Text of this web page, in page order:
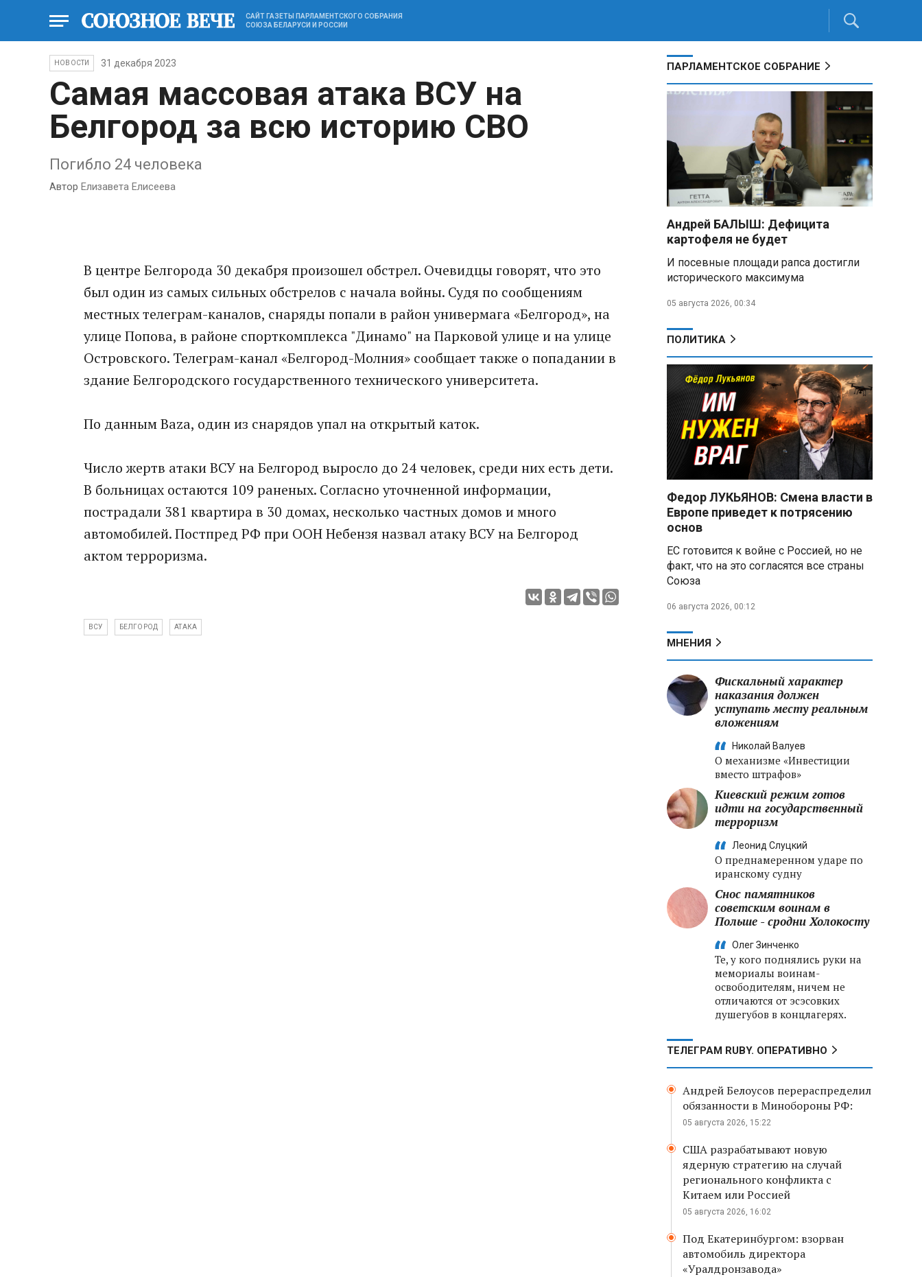
САЙТ ГАЗЕТЫ ПАРЛАМЕНТСКОГО СОБРАНИЯ
СОЮЗА БЕЛАРУСИ И РОССИИ
НОВОСТИ 31 декабря 2023
Самая массовая атака ВСУ на
Белгород за всю историю СВО
Погибло 24 человека
Автор Елизавета Елисеева
В центре Белгорода 30 декабря произошел обстрел. Очевидцы говорят, что это
был один из самых сильных обстрелов с начала войны. Судя по сообщениям
местных телеграм-каналов, снаряды попали в район универмага «Белгород», на
улице Попова, в районе спорткомплекса "Динамо" на Парковой улице и на улице
Островского. Телеграм-канал «Белгород-Молния» сообщает также о попадании в
здание Белгородского государственного технического университета.
По данным Baza, один из снарядов упал на открытый каток.
Число жертв атаки ВСУ на Белгород выросло до 24 человек, среди них есть дети.
В больницах остаются 109 раненых. Согласно уточненной информации,
пострадали 381 квартира в 30 домах, несколько частных домов и много
автомобилей. Постпред РФ при ООН Небензя назвал атаку ВСУ на Белгород
актом терроризма.
ВСУ БЕЛГОРОД АТАКА
ПАРЛАМЕНТСКОЕ СОБРАНИЕ
Андрей БАЛЫШ: Дефицита
картофеля не будет
И посевные площади рапса достигли
исторического максимума
05 августа 2026, 00:34
ПОЛИТИКА
Федор ЛУКЬЯНОВ: Смена власти в
Европе приведет к потрясению
основ
ЕС готовится к войне с Россией, но не
факт, что на это согласятся все страны
Союза
06 августа 2026, 00:12
МНЕНИЯ
Фискальный характер
наказания должен
уступать месту реальным
вложениям
Николай Валуев
О механизме «Инвестиции
вместо штрафов»
Киевский режим готов
идти на государственный
терроризм
Леонид Слуцкий
О преднамеренном ударе по
иранскому судну
Снос памятников
советским воинам в
Польше - сродни Холокосту
Олег Зинченко
Те, у кого поднялись руки на
мемориалы воинам-
освободителям, ничем не
отличаются от эсэсовких
душегубов в концлагерях.
ТЕЛЕГРАМ RUBY. ОПЕРАТИВНО
Андрей Белоусов перераспределил
обязанности в Минобороны РФ:
05 августа 2026, 15:22
США разрабатывают новую
ядерную стратегию на случай
регионального конфликта с
Китаем или Россией
05 августа 2026, 16:02
Под Екатеринбургом: взорван
автомобиль директора
«Уралдронзавода»